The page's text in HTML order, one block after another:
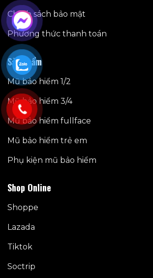
Chính sách bảo mật
Phương thức thanh toán
Sản phẩm
Mũ bảo hiểm 1/2
Mũ bảo hiểm 3/4
Mũ bảo hiểm fullface
Mũ bảo hiểm trẻ em
Phụ kiện mũ bảo hiểm
Shop Online
Shoppe
Lazada
Tiktok
Soctrip